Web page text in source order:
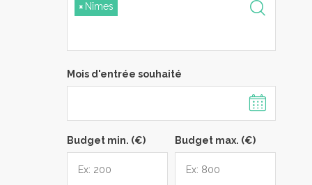
× Nîmes
Mois d'entrée souhaité
Budget min. (€) Budget max. (€)